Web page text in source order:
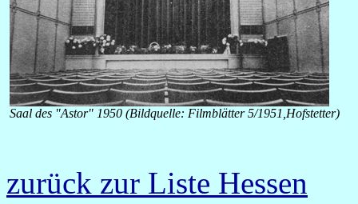
Saal des "Astor" 1950 (Bildquelle: Filmblätter5/1951,Hofstetter)
zurück zur Liste Hessen